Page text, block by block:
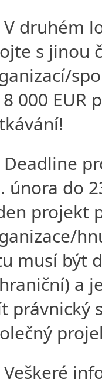
V druhém
s jinou
8 000 EUR
Deadline
února do
projekt
musí být
a
právnický
Veškeré